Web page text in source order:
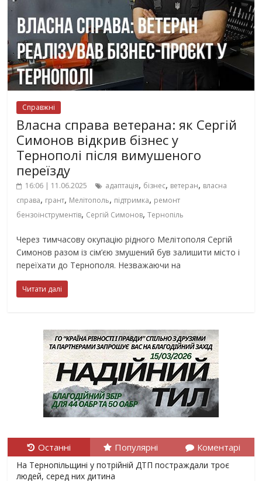
Справжні
Власна справа ветерана: як Сергій
Симонов відкрив бізнес у
Тернополі після вимушеного
переїзду
16:06 | 11.06.2025 адаптація, бізнес, ветеран, власна
справа, грант, Мелітополь, підтримка, ремонт
бензоінструментів, Сергій Симонов,Тернопіль
Через тимчасову окупацію рідного Мелітополя Сергій
Симонов разом із сім’єю змушений був залишити місто і
переїхати до Тернополя. Незважаючи на
Читати далі
Останні Популярні Коментарі
На Тернопільщині у потрійній ДТП постраждали троє
людей, серед них дитина